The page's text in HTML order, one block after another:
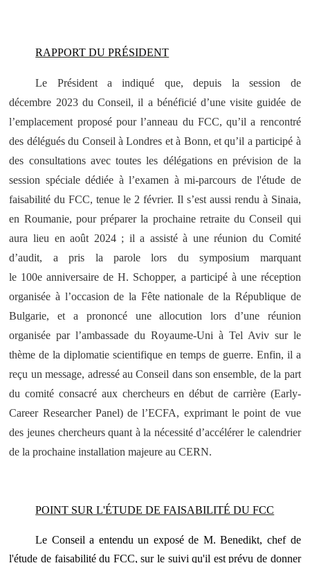
RAPPORT DU PRÉSIDENT
Le Président a indiqué que, depuis la session de
décembre 2023 du Conseil, il a bénéficié d’une visite guidée de
l’emplacement proposé pour l’anneau du FCC, qu’il a rencontré
des délégués du Conseil à Londres et à Bonn, et qu’il a participé à
des consultations avec toutes les délégations en prévision de la
session spéciale dédiée à l’examen à mi-parcours de l'étude de
faisabilité du FCC, tenue le 2 février. Il s’est aussi rendu à Sinaia,
en Roumanie, pour préparer la prochaine retraite du Conseil qui
aura lieu en août 2024 ; il a assisté à une réunion du Comité
d’audit, a pris la parole lors du symposium marquant
le 100e anniversaire de H. Schopper, a participé à une réception
organisée à l’occasion de la Fête nationale de la République de
Bulgarie, et a prononcé une allocution lors d’une réunion
organisée par l’ambassade du Royaume-Uni à Tel Aviv sur le
thème de la diplomatie scientifique en temps de guerre. Enfin, il a
reçu un message, adressé au Conseil dans son ensemble, de la part
du comité consacré aux chercheurs en début de carrière (Early-
Career Researcher Panel) de l’ECFA, exprimant le point de vue
des jeunes chercheurs quant à la nécessité d’accélérer le calendrier
de la prochaine installation majeure au CERN.
POINT SUR L'ÉTUDE DE FAISABILITÉ DU FCC
Le Conseil a entendu un exposé de M. Benedikt, chef de
l'étude de faisabilité du FCC, sur le suivi qu'il est prévu de donner